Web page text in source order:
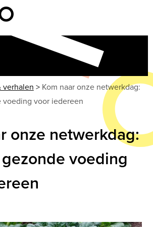
verhalen > Kom naar onze netwerkdag:
voor iedereen
onze netwerkdag:
voeding